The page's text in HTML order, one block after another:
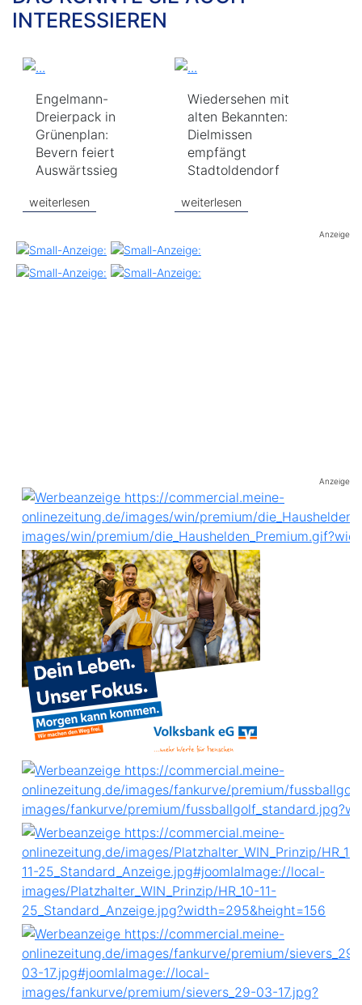
INTERESSIEREN
Engelmann-
Dreierpack in
Grünenplan:
Bevern feiert
Auswärtssieg
weiterlesen
Wiedersehen mit
alten Bekannten:
Dielmissen
empfängt
Stadtoldendorf
weiterlesen
Anzeige
Anzeige